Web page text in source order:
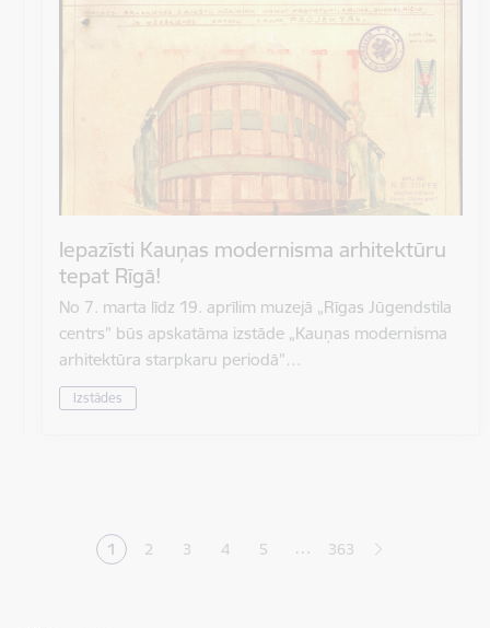
Iepazīsti Kauņas modernisma arhitektūru
tepat Rīgā!
No 7. marta līdz 19. aprīlim muzejā „Rīgas Jūgendstila
centrs” būs apskatāma izstāde „Kauņas modernisma
arhitektūra starpkaru periodā”…
Izstādes
Pašreizējā lapa
1 Lapa
2 Lapa
3 Lapa
4 Lapa
5 … 363